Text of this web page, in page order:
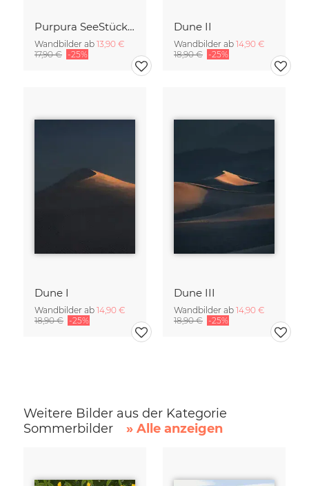
Purpura SeeStück No.18
Wandbilder ab 13,90 €
17,90 € -25%
Dune II
Wandbilder ab 14,90 €
18,90 € -25%
Dune I
Wandbilder ab 14,90 €
18,90 € -25%
Dune III
Wandbilder ab 14,90 €
18,90 € -25%
Weitere Bilder aus der Kategorie
Sommerbilder
» Alle anzeigen